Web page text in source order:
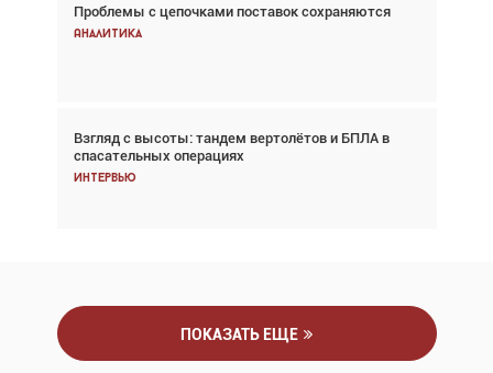
Проблемы с цепочками поставок сохраняются
Аналитика
Взгляд с высоты: тандем вертолётов и БПЛА в
спасательных операциях
Интервью
Впервые с 2024 года глобальный трафик
снижается три недели подряд
Частный самолёт – это актив. Подходите к
покупке соответствующим образом
Интервью
ПОКАЗАТЬ ЕЩЕ